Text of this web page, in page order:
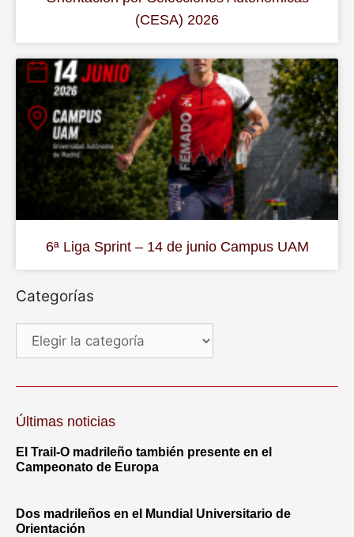
(CESA) 2026
6ª Liga Sprint – 14 de junio Campus UAM
Categorías
Últimas noticias
El Trail-O madrileño también presente en el
Campeonato de Europa
Dos madrileños en el Mundial Universitario de
Orientación